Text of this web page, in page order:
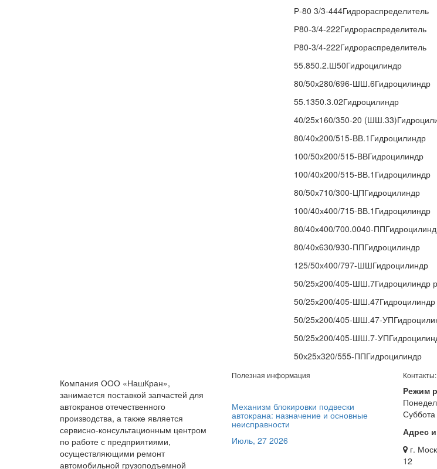
Р-80 3/3-444Гидрораспределитель
Р80-3/4-222Гидрораспределитель
Р80-3/4-222Гидрораспределитель
55.850.2.Ш50Гидроцилиндр
80/50х280/696-ШШ.6Гидроцилиндр
55.1350.3.02Гидроцилиндр
40/25х160/350-20
80/40х200/515-ВВ.1Гидроцилиндр
100/50х200/515-ВВГидроцилиндр
100/40х200/515-ВВ.1Гидроцилиндр
80/50х710/300-ЦПГидроцилиндр
100/40х400/715-ВВ.1Гидроцилиндр
80/40х400/700.0040-
80/40х630/930-ППГидроцилиндр
125/50х400/797-ШШГидроцилиндр
50/25х200/405-ШШ.7Гидроцилиндр
50/25х200/405-
50/25х200/405-ШШ.47-
50/25х200/405-ШШ.7-
50х25х320/555-ППГидроцилиндр
Компания ООО «НашКран»,
занимается поставкой запчастей для
автокранов отечественного
производства, а также является
сервисно-консультационным центром
по работе с предприятиями,
осуществляющими ремонт
автомобильной грузоподъемной
Полезная информация
Механизм блокировки подвески
автокрана: назначение и основные
неисправности
Июль, 27 2026
Контакты:
Режим
Адрес
г.
12